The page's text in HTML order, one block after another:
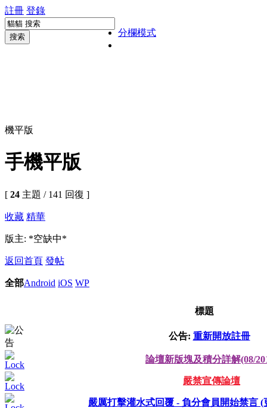
註冊 登錄
搜索 分欄模式
機平版
手機平版
[ 24 主題 / 141 回復 ]
收藏 精華
版主: *空缺中*
返回首頁 發帖
全部Android iOS WP
標題
公告: 重新開放註冊
論壇新版塊及積分詳解(08/
嚴禁宣傳論壇
嚴厲打擊灌水式回覆 - 負分會員開始禁言 (